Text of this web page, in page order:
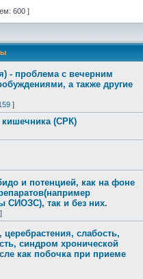
600 ]
- проблема с вечерним
а также другие
]
(СРК)
и потенцией, как на фоне
СИОЗС), так и без них.
церебрастения, слабость,
синдром хронической
как побочка при приеме